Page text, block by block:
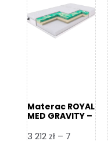
8
739 zł
Materac ROYAL
MED GRAVITY –
3 212 zł – 7